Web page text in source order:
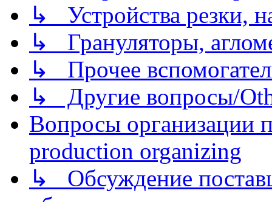
↳ Устройства резки,
↳ Грануляторы,
↳ Прочее
↳ Другие вопросы/
Вопросы организации
production organizing
↳ Обсуждение